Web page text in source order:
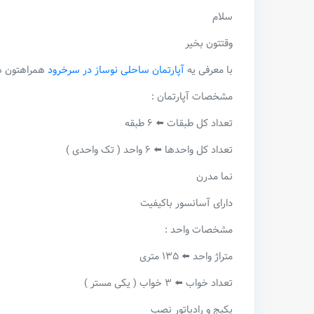
سلام
وقتتون بخیر
با معرفی یه آپارتمان ساحلی نوساز در سرخرود
مشخصات آپارتمان :
تعداد کل طبقات ⬅️ ۶ طبقه
تعداد کل واحدها ⬅️ ۶ واحد ( تک واحدی )
نما مدرن
دارای آسانسور باکیفیت
مشخصات واحد :
متراژ واحد ⬅️ ۱۳۵ متری
تعداد خواب ⬅️ ۳ خواب ( یکی مستر )
پکیج و رادیاتور نصب